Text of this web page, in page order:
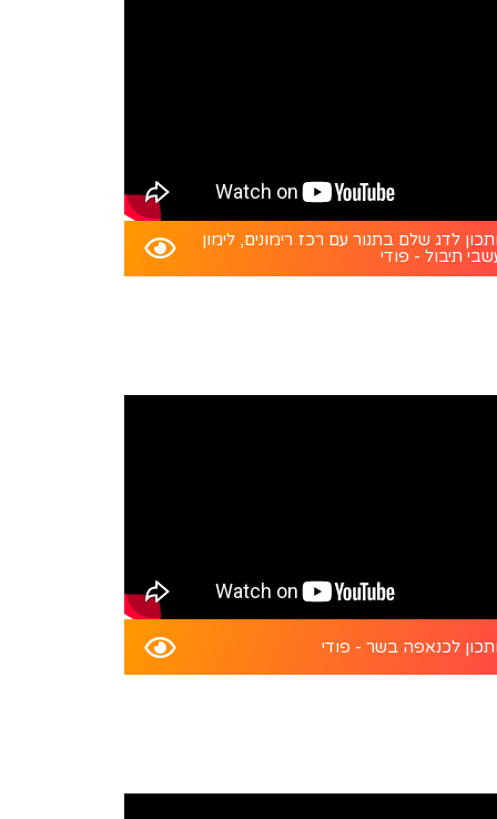
לדג שלם בתנור עם רכז רימונים, לימון
תיבול - פודי
לכנאפה בשר - פודי